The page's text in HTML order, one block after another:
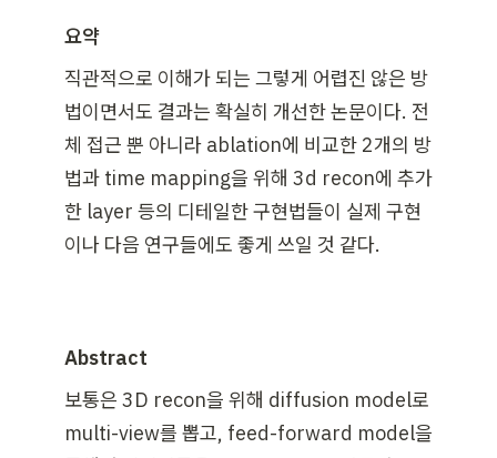
요약
직관적으로 이해가 되는 그렇게 어렵진 않은 방
법이면서도 결과는 확실히 개선한 논문이다. 전
체 접근 뿐 아니라 ablation에 비교한 2개의 방
법과 time mapping을 위해 3d recon에 추가
한 layer 등의 디테일한 구현법들이 실제 구현
이나 다음 연구들에도 좋게 쓰일 것 같다.
Abstract
보통은 3D recon을 위해 diffusion model로
multi-view를 뽑고, feed-forward model을